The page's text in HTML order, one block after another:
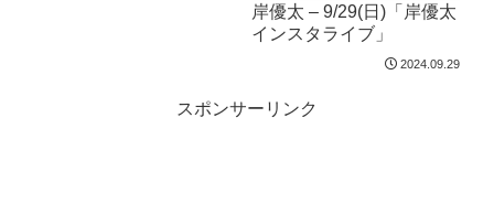
岸優太 – 9/29(日)「岸優太
インスタライブ」
2024.09.29
スポンサーリンク